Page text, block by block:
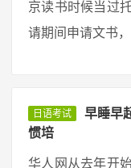
京读书时候当过
请期间申请文书
日语考试
早睡早
惯培
华人网从去年开